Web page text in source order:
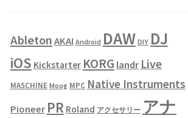
AbletonAKAI Android DAW DIY DJ
iOS Kickstarter KORG landr Live
MASCHINE Moog MPC Native Instruments
Pioneer PR Roland アクセサリー アナ